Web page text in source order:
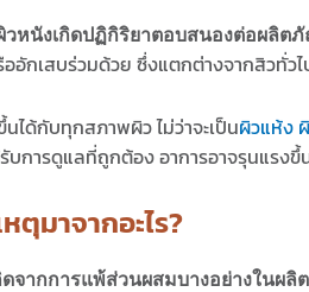
วหนังเกิดปฏิกิริยาตอบสนองต่อผลิต
ออักเสบร่วมด้วย ซึ่งแตกต่างจากสิวทั่
ได้กับทุกสภาพผิว ไม่ว่าจะเป็นผิวแห้ง
บการดูแลที่ถูกต้อง อาการอาจรุนแรง
ตุมาจากอะไร?
จากการแพ้ส่วนผสมบางอย่างในผ